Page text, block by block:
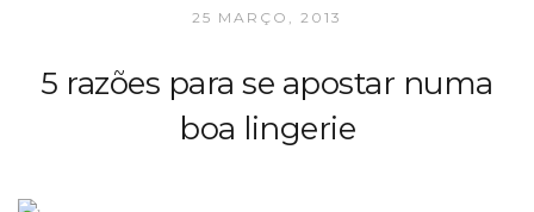
25 MARÇO, 2013
5 razões para se apostar numa
boa lingerie